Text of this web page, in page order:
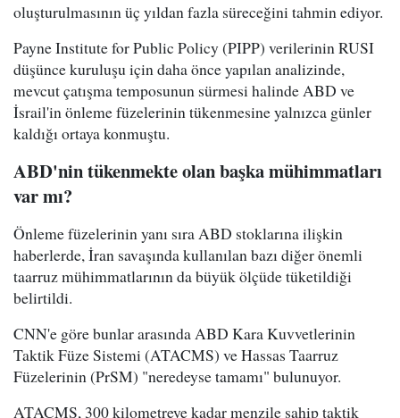
oluşturulmasının üç yıldan fazla süreceğini tahmin ediyor.
Payne Institute for Public Policy (PIPP) verilerinin RUSI
düşünce kuruluşu için daha önce yapılan analizinde,
mevcut çatışma temposunun sürmesi halinde ABD ve
İsrail'in önleme füzelerinin tükenmesine yalnızca günler
kaldığı ortaya konmuştu.
ABD'nin tükenmekte olan başka mühimmatları
var mı?
Önleme füzelerinin yanı sıra ABD stoklarına ilişkin
haberlerde, İran savaşında kullanılan bazı diğer önemli
taarruz mühimmatlarının da büyük ölçüde tüketildiği
belirtildi.
CNN'e göre bunlar arasında ABD Kara Kuvvetlerinin
Taktik Füze Sistemi (ATACMS) ve Hassas Taarruz
Füzelerinin (PrSM) "neredeyse tamamı" bulunuyor.
ATACMS, 300 kilometreye kadar menzile sahip taktik